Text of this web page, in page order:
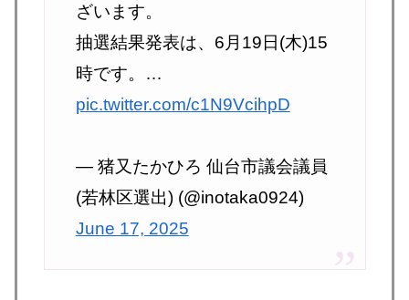
ざいます。
抽選結果発表は、6月19日(木)15
時です。…
pic.twitter.com/c1N9VcihpD
— 猪又たかひろ 仙台市議会議員
(若林区選出) (@inotaka0924)
June 17, 2025